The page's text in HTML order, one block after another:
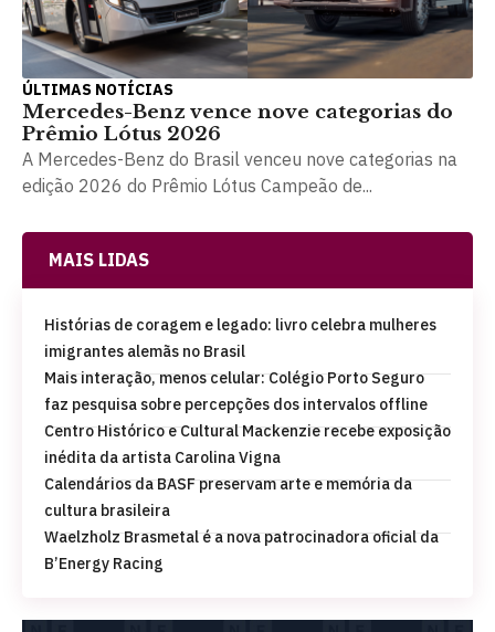
ÚLTIMAS NOTÍCIAS
Mercedes-Benz vence nove categorias do
Prêmio Lótus 2026
A Mercedes-Benz do Brasil venceu nove categorias na
edição 2026 do Prêmio Lótus Campeão de...
MAIS LIDAS
Histórias de coragem e legado: livro celebra mulheres
imigrantes alemãs no Brasil
Mais interação, menos celular: Colégio Porto Seguro
faz pesquisa sobre percepções dos intervalos offline
Centro Histórico e Cultural Mackenzie recebe exposição
inédita da artista Carolina Vigna
Calendários da BASF preservam arte e memória da
cultura brasileira
Waelzholz Brasmetal é a nova patrocinadora oficial da
B’Energy Racing